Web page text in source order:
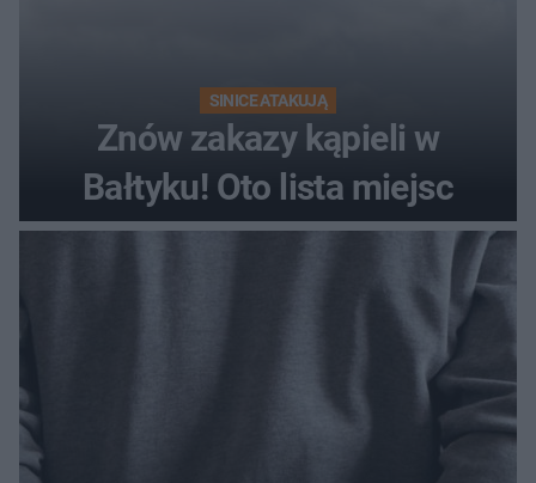
SINICE ATAKUJĄ
Znów zakazy kąpieli w
Bałtyku! Oto lista miejsc